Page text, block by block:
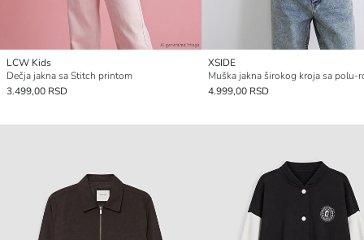
LCW Kids
Dečja jakna sa Stitch printom
3.499,00 RSD
XSIDE
4.999,00 RSD